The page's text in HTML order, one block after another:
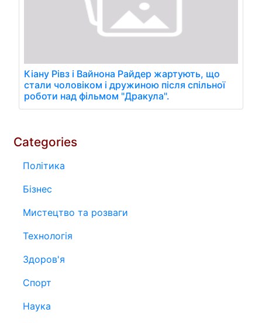
Кіану Рівз і Вайнона Райдер жартують, що
стали чоловіком і дружиною після спільної
роботи над фільмом "Дракула".
Categories
Політика
Бізнес
Мистецтво та розваги
Технологія
Здоров'я
Спорт
Наука